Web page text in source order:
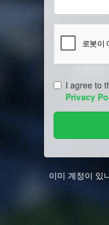
I agree to
Privacy
이미 계정이 있